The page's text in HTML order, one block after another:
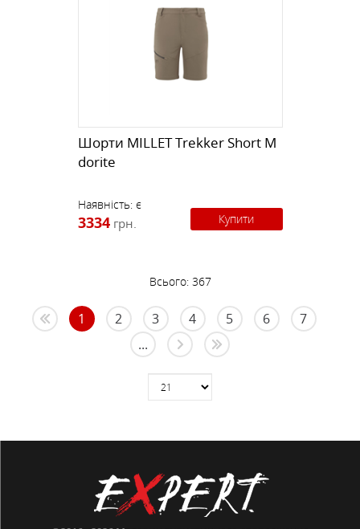
Шорти MILLET Trekker Short M
dorite
Наявність: є
3334 грн. Купити
Всього: 367
1 2 3 4 5 6
7
...